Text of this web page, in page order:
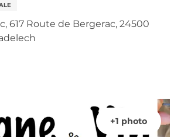
617 Route de Bergerac, 24500
aux favoris
+1 photo